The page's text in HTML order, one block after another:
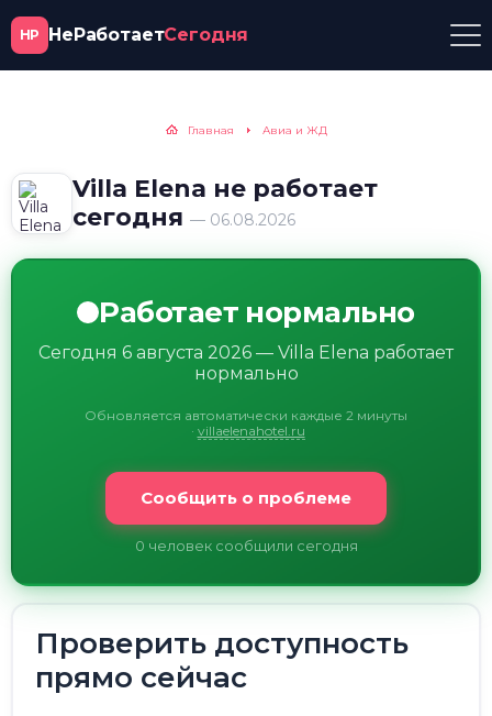
НР НеРаботаетСегодня
Главная Авиа и ЖД
Villa Elena не работает
сегодня — 06.08.2026
Работает нормально
Сегодня 6 августа 2026 — Villa Elena работает
нормально
Обновляется автоматически каждые 2 минуты
· villaelenahotel.ru
Сообщить о проблеме
0 человек сообщили сегодня
Проверить доступность
прямо сейчас